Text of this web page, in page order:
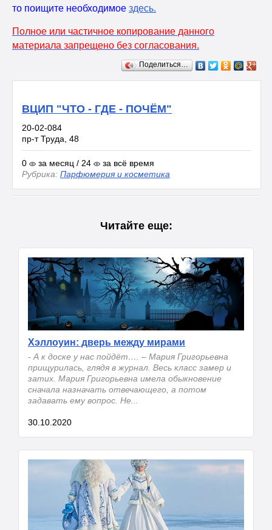
то поищите необходимое здесь.
Полное или частичное копирование данного
материала запрещено без согласования.
Поделиться…
ВЦИП "ЧТО - ГДЕ - ПОЧЁМ"
20-02-084
пр-т Труда, 48
0 за месяц / 24
за всё время
Рубрика: Парфюмерия и косметика
Читайте еще:
Хэллоуин: дверь между мирами
- А к доске у нас пойдёт…. – Мария Григорьевна
прищурилась, глядя в журнал. Весь класс замер и
затих. Мария Григорьевна имела обыкновение
сначала назначать отвечающего, а потом
задавать ему вопрос. Не...
30.10.2020